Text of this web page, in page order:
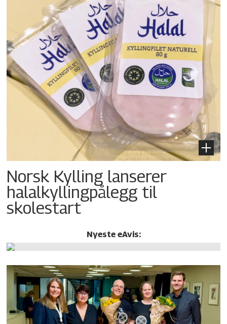
Norsk Kylling lanserer
halalkylling­pålegg til
skolestart
Nyeste eAvis: